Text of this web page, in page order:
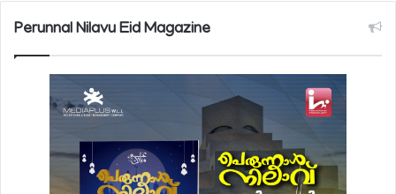
Perunnal Nilavu Eid Magazine